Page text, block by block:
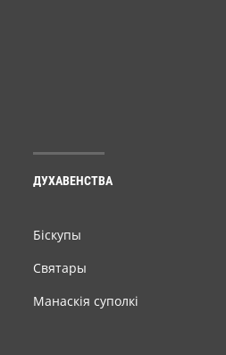
ДУХАВЕНСТВА
Біскупы
Святары
Манаскія суполкі